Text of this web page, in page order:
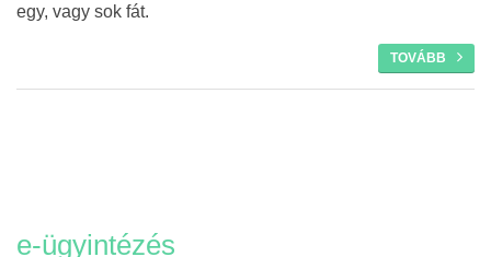
egy, vagy sok fát.
TOVÁBB
e-ügyintézés